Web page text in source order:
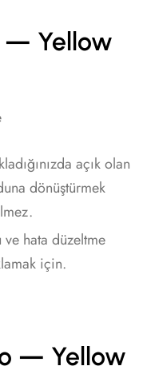
— Yellow
açık olan
dönüştürmek
ve hata düzeltme
için.
— Yellow